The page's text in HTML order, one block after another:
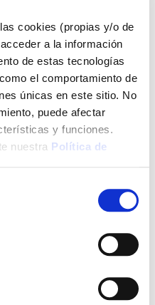
cookies (propias y/o de
a la información
de estas tecnologías
el comportamiento de
únicas en este sitio. No
puede afectar
y funciones.
nuestra Política de